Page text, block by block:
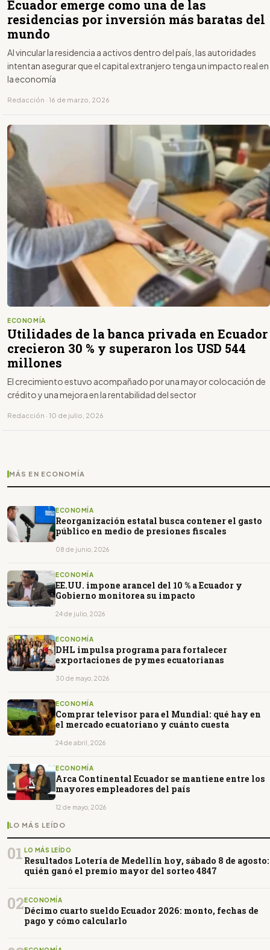
Ecuador emerge como una de las
residencias por inversión más baratas del
mundo
Al vincular la residencia a activos dentro del país, las autoridades
intentan asegurar que el capital extranjero tenga un impacto real en
la economía
Redacción · 16 de marzo, 2026
ECONOMÍA
Utilidades de la banca privada en Ecuador
crecieron 30 % y superaron los USD 544
millones
El crecimiento estuvo acompañado por una mayor colocación de
crédito y una mejora en la rentabilidad del sector
Redacción · 10 de julio, 2026
MÁS EN ECONOMÍA
ECONOMÍA
Reorganización estatal busca contener el gasto
público en medio de presiones fiscales
08 de junio, 2026
ECONOMÍA
EE.UU. impone arancel del 10 % a Ecuador y
Gobierno monitorea su impacto
24 de julio, 2026
ECONOMÍA
DHL impulsa programa para fortalecer
exportaciones de pymes ecuatorianas
30 de mayo, 2026
ECONOMÍA
Comprar televisor para el Mundial: qué hay en
el mercado ecuatoriano y cuánto cuesta
24 de abril, 2026
ECONOMÍA
Arca Continental Ecuador se mantiene entre los
mayores empleadores del país
12 de mayo, 2026
LO MÁS LEÍDO
01 LO MÁS LEÍDO
Resultados Lotería de Medellín hoy, sábado 8 de agosto:
quién ganó el premio mayor del sorteo 4847
02 ECONOMÍA
Décimo cuarto sueldo Ecuador 2026: monto, fechas de
pago y cómo calcularlo